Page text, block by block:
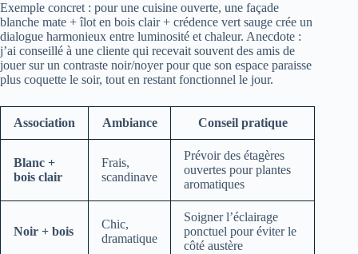
Exemple concret : pour une cuisine ouverte, une façade
blanche mate + îlot en bois clair + crédence vert sauge crée un
dialogue harmonieux entre luminosité et chaleur. Anecdote :
j’ai conseillé à une cliente qui recevait souvent des amis de
jouer sur un contraste noir/noyer pour que son espace paraisse
plus coquette le soir, tout en restant fonctionnel le jour.
Association Ambiance Conseil pratique
Blanc +
bois clair
Frais,
scandinave
Prévoir des étagères
ouvertes pour plantes
aromatiques
Noir + bois
Chic,
dramatique
Soigner l’éclairage
ponctuel pour éviter le
côté austère